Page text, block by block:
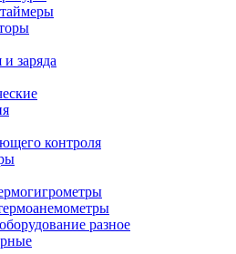
заряда
контроля
разное